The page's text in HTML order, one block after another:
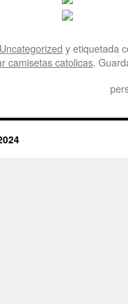
Uncategorized y etiquetada
camisetas catolicas.